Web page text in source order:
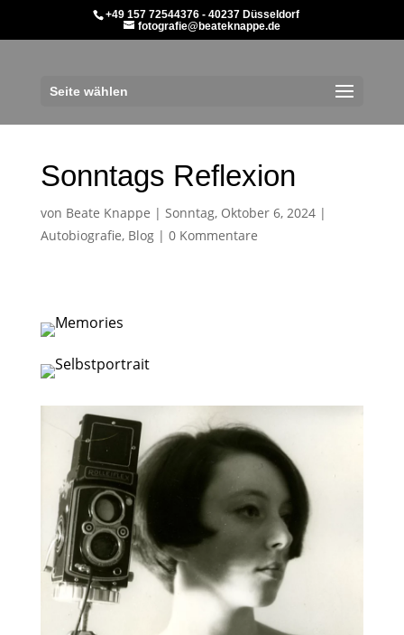
+49 157 72544376 - 40237 Düsseldorf
fotografie@beateknappe.de
Seite wählen
Sonntags Reflexion
von Beate Knappe | Sonntag, Oktober 6, 2024|
Autobiografie, Blog| 0 Kommentare